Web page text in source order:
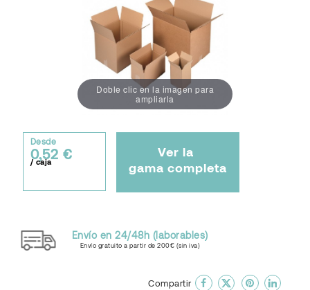
Doble clic en la imagen para
ampliarla
Desde
0,52 €
/ caja
Ver la
gama completa
Envío en 24/48h (laborables)
Envío gratuito a partir de 200€ (sin iva)
Compartir